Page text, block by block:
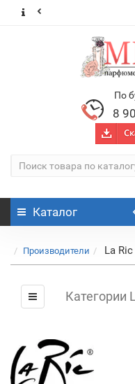
По
8
Каталог
Производители La Ric
Категории